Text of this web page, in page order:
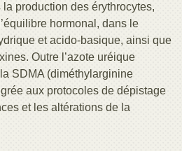
production des érythrocytes,
hormonal, dans le
et acido-basique, ainsi que
Outre l’azote uréique
SDMA (diméthylarginine
aux protocoles de dépistage
et les altérations de la